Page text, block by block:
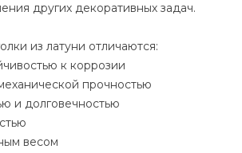
других декоративных задач.
из латуни отличаются:
к коррозии
прочностью
и долговечностью
весом